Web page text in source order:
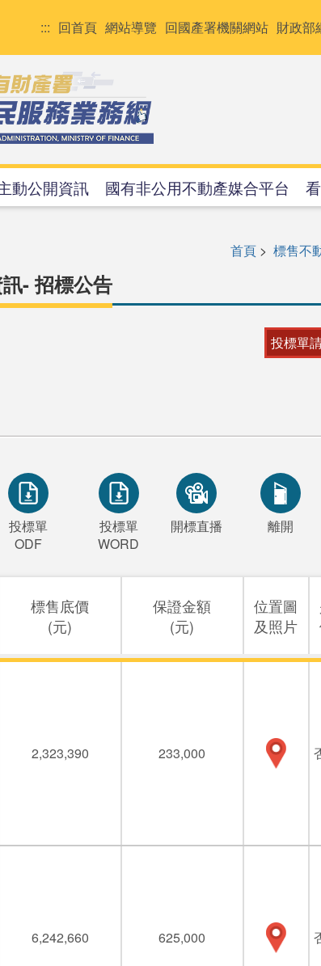
::: 回首頁 網站導覽 回國產署機關網站 財政部
動公開資訊 國有非公用不動產媒合平台
首頁 > 標售不
- 招標公告
投標單
投標單
ODF
投標單
WORD
開標直播 離開
標售底價
(元)
保證金額
(元)
位置圖
及照片
2,323,390 233,000
6,242,660 625,000